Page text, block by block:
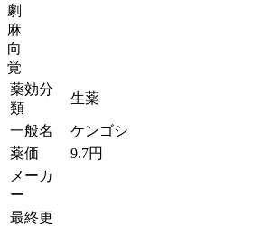
劇
麻
向
覚
薬効分
類
生薬
一般名
ケンゴシ
薬価
9.7円
メーカ
ー
最終更